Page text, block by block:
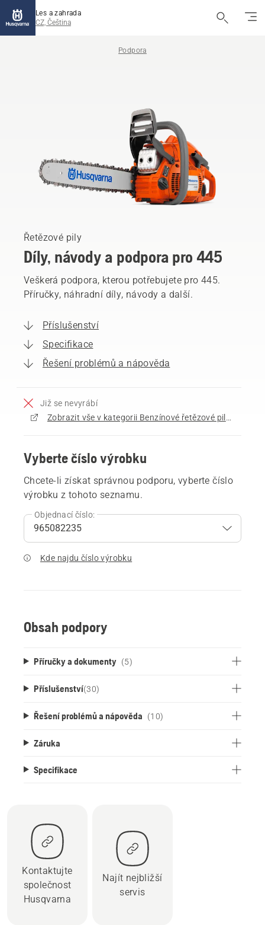
Les a zahrada
CZ, Čeština
Podpora
Řetězové pily
Díly, návody a podpora pro 445
Veškerá podpora, kterou potřebujete pro 445.
Příručky, náhradní díly, návody a další.
Příslušenství
Specifikace
Řešení problémů a nápověda
Již se nevyrábí
Zobrazit vše v kategorii Benzínové řetězové pily k prodeji
Vyberte číslo výrobku
Chcete-li získat správnou podporu, vyberte číslo
výrobku z tohoto seznamu.
Objednací číslo:
Kde najdu číslo výrobku
Obsah podpory
Příručky a dokumenty (5)
Příslušenství(30)
Řešení problémů a nápověda (10)
Záruka
Specifikace
Kontaktujte
společnost
Husqvarna
Najít nejbližší
servis